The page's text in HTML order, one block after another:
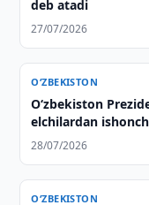
deb atadi
27/07/2026
O‘ZBEKISTON
Oʻzbekiston
elchilardan
28/07/2026
O‘ZBEKISTON